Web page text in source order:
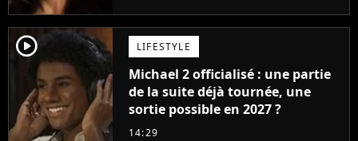
player2 LIFESTYLE
Michael 2 officialisé : une partie
de la suite déjà tournée, une
sortie possible en 2027 ?
14:29